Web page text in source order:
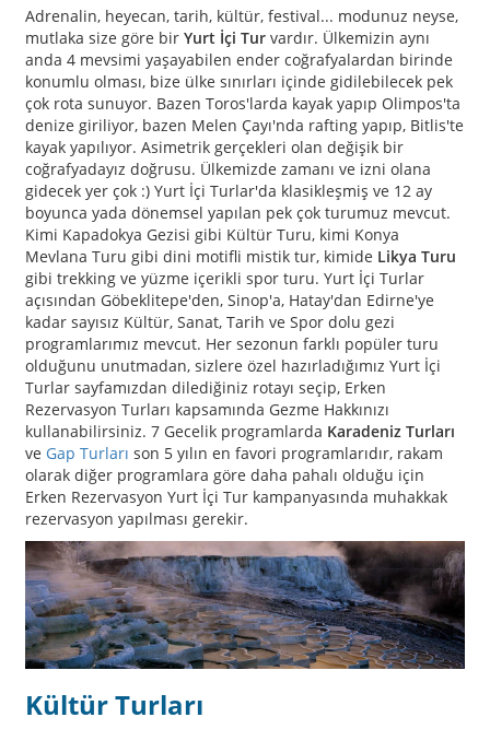
Adrenalin, heyecan, tarih, kültür, festival... modunuz neyse,
mutlaka size göre bir Yurt İçi Tur vardır. Ülkemizin aynı
anda 4 mevsimi yaşayabilen ender coğrafyalardan birinde
konumlu olması, bize ülke sınırları içinde gidilebilecek pek
çok rota sunuyor. Bazen Toros'larda kayak yapıp Olimpos'ta
denize giriliyor, bazen Melen Çayı'nda rafting yapıp, Bitlis'te
kayak yapılıyor. Asimetrik gerçekleri olan değişik bir
coğrafyadayız doğrusu. Ülkemizde zamanı ve izni olana
gidecek yer çok :) Yurt İçi Turlar'da klasikleşmiş ve 12 ay
boyunca yada dönemsel yapılan pek çok turumuz mevcut.
Kimi Kapadokya Gezisi gibi Kültür Turu, kimi Konya
Mevlana Turu gibi dini motifli mistik tur, kimide Likya Turu
gibi trekking ve yüzme içerikli spor turu. Yurt İçi Turlar
açısından Göbeklitepe'den, Sinop'a, Hatay'dan Edirne'ye
kadar sayısız Kültür, Sanat, Tarih ve Spor dolu gezi
programlarımız mevcut. Her sezonun farklı popüler turu
olduğunu unutmadan, sizlere özel hazırladığımız Yurt İçi
Turlar sayfamızdan dilediğiniz rotayı seçip, Erken
Rezervasyon Turları kapsamında Gezme Hakkınızı
kullanabilirsiniz. 7 Gecelik programlarda Karadeniz Turları
ve Gap Turları son 5 yılın en favori programlarıdır, rakam
olarak diğer programlara göre daha pahalı olduğu için
Erken Rezervasyon Yurt İçi Tur kampanyasında muhakkak
rezervasyon yapılması gerekir.
Kültür Turları